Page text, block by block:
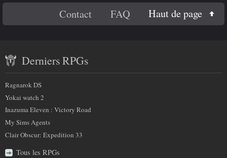
sélectionnée
savoir
plus
sur
nous
Contact FAQ Haut de page
récent
et
partenaires
Derniers RPGs
Ragnarok DS
Yokai watch 2
Inazuma Eleven : Victory Road
My Sims Agents
Clair Obscur: Expedition 33
Tous les RPGs